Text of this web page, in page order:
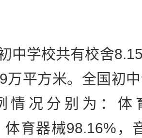
学校共有校舍8.15
万平方米。全国初
情况分别为：
体育器械98.16%，